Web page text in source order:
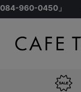
084-960-0450 」